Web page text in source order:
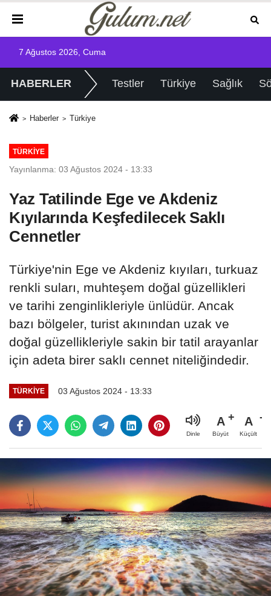
7 Ağustos 2026, Cuma
HABERLER Testler Türkiye Sağlık
Haberler Türkiye
TÜRKIYE
Yayınlanma: 03 Ağustos 2024 - 13:33
Yaz Tatilinde Ege ve Akdeniz
Kıyılarında Keşfedilecek Saklı
Cennetler
Türkiye'nin Ege ve Akdeniz kıyıları, turkuaz
renkli suları, muhteşem doğal güzellikleri
ve tarihi zenginlikleriyle ünlüdür. Ancak
bazı bölgeler, turist akınından uzak ve
doğal güzellikleriyle sakin bir tatil arayanlar
için adeta birer saklı cennet niteliğindedir.
TÜRKIYE 03 Ağustos 2024 - 13:33
Dinle
A
Büyüt
A
Küçült